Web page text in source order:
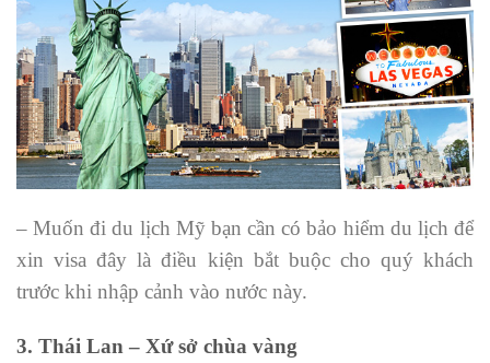
– Muốn đi du lịch Mỹ bạn cần có bảo hiểm du lịch để
xin visa đây là điều kiện bắt buộc cho quý khách
trước khi nhập cảnh vào nước này.
3. Thái Lan – Xứ sở chùa vàng